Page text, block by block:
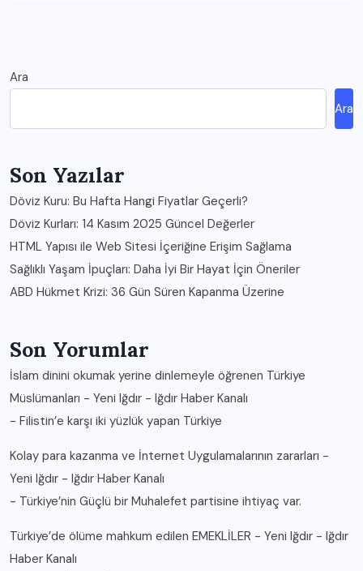
Ara
Ara
Son Yazılar
Döviz Kuru: Bu Hafta Hangi Fiyatlar Geçerli?
Döviz Kurları: 14 Kasım 2025 Güncel Değerler
HTML Yapısı ile Web Sitesi İçeriğine Erişim Sağlama
Sağlıklı Yaşam İpuçları: Daha İyi Bir Hayat İçin Öneriler
ABD Hükmet Krizi: 36 Gün Süren Kapanma Üzerine
Son Yorumlar
İslam dinini okumak yerine dinlemeyle öğrenen Türkiye
Müslümanları - Yeni Iğdır - Iğdır Haber Kanalı
- Filistin’e karşı iki yüzlük yapan Türkiye
Kolay para kazanma ve İnternet Uygulamalarının zararları -
Yeni Iğdır - Iğdır Haber Kanalı
- Türkiye’nin Güçlü bir Muhalefet partisine ihtiyaç var.
Türkiye’de ölüme mahkum edilen EMEKLİLER - Yeni Iğdır - Iğdır
Haber Kanalı